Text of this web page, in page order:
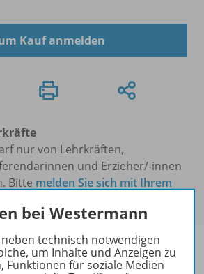
Kauf anmelden
nur von Lehrkräften,
und Erzieher/-innen
Bitte melden Sie sich mit Ihrem
bei Westermann
technisch notwendigen
um Inhalte und Anzeigen zu
Funktionen für soziale Medien